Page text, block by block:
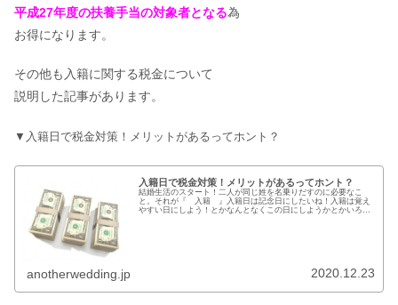
平成27年度の扶養手当の対象者となる為
お得になります。
その他も入籍に関する税金について
説明した記事があります。
▼入籍日で税金対策！メリットがあるってホント？
入籍日で税金対策！メリットがあるってホント？
結婚生活のスタート！二人が同じ姓を名乗りだすのに必要なこ
と。それが『 入籍 』入籍日は記念日にしたいね！入籍は覚え
やすい日にしよう！とかなんとなくこの日にしようかとかいろい
anotherwedding.jp 2020.12.23